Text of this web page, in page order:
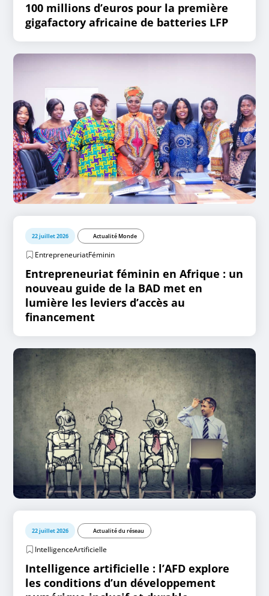
100 millions d’euros pour la première
gigafactory africaine de batteries LFP
22 juillet 2026 Actualité Monde
EntrepreneuriatFéminin
Entrepreneuriat féminin en Afrique : un
nouveau guide de la BAD met en
lumière les leviers d’accès au
financement
22 juillet 2026 Actualité du réseau
IntelligenceArtificielle
Intelligence artificielle : l’AFD explore
les conditions d’un développement